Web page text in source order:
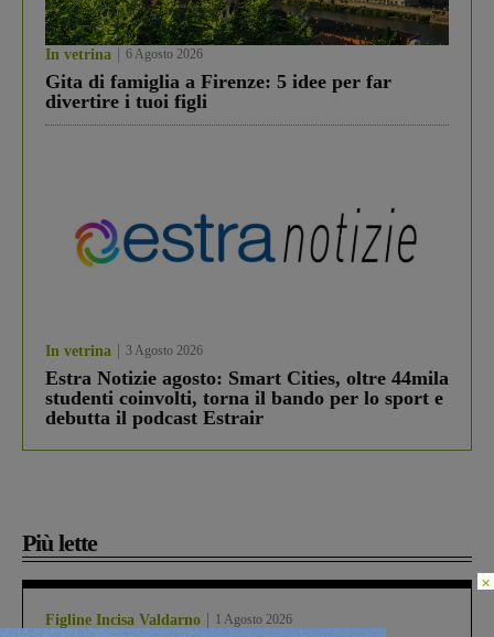
In vetrina 6 Agosto 2026
Gita di famiglia a Firenze: 5 idee per far
divertire i tuoi figli
In vetrina 3 Agosto 2026
Estra Notizie agosto: Smart Cities, oltre 44mila
studenti coinvolti, torna il bando per lo sport e
debutta il podcast Estrair
Più lette
Figline Incisa Valdarno 1 Agosto 2026
×